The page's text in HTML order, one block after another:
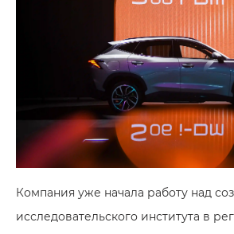
Компания уже начала работу над
исследовательского института в